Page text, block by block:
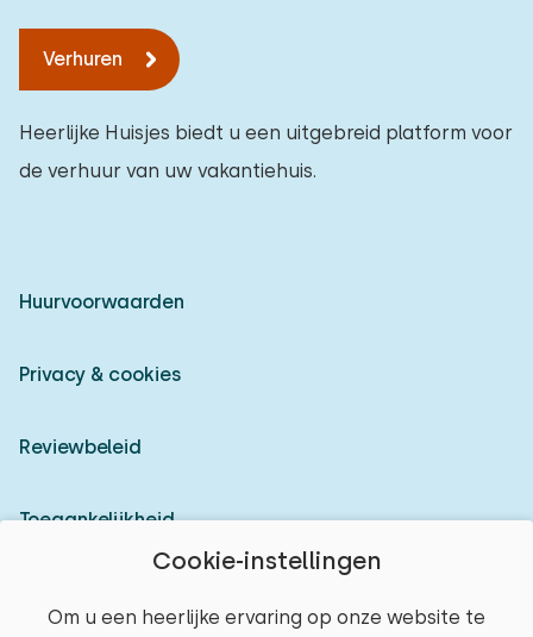
Cookie-instellingen
Om u een heerlijke ervaring op onze website te
Verhuren
Heerlijke Huisjes biedt u een uitgebreid platform voor
de verhuur van uw vakantiehuis.
Huurvoorwaarden
Privacy & cookies
Reviewbeleid
Toegankelijkheid